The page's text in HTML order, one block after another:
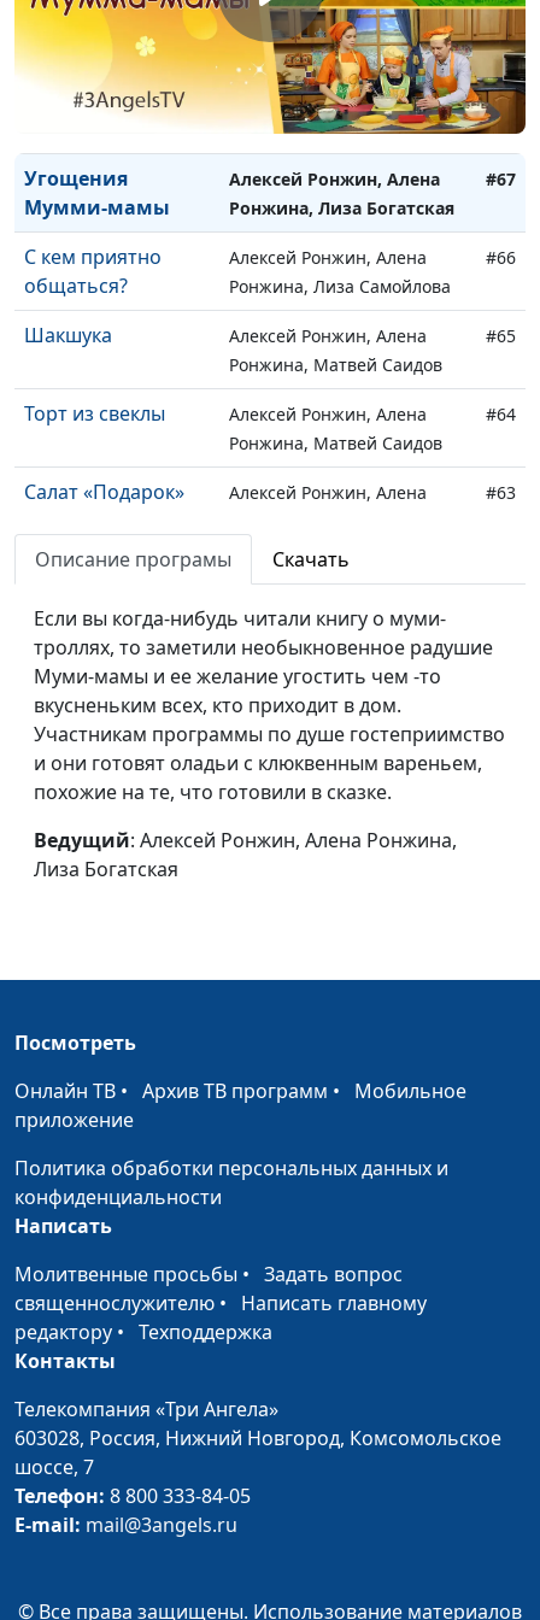
Имбирное печенье
Алексей Ронжин, Алена
Ронжина, Дима Жуков
#69
Слушать Бога, а не
Алексей Ронжин, Алена
Ронжина, Дима Жуков
#68
Угощения
Мумми-мамы
Алексей Ронжин, Алена
Ронжина, Лиза Богатская
#67
С кем приятно
общаться?
Алексей Ронжин, Алена
Ронжина, Лиза Самойлова
#66
Шакшука
Алексей Ронжин, Алена
Ронжина, Матвей Саидов
#65
Торт из свеклы
Алексей Ронжин, Алена
Ронжина, Матвей Саидов
#64
Салат «Подарок»
Алексей Ронжин, Алена
(день учителя)
#63
«Пуговицы»
Ронжина, Матвей Саидов
Божья любовь -
для всех
Алексей Ронжин, Алена
Ронжина, Матвей Саидов
Суп «Гаспачо»
Алексей Ронжин, Алена
Ронжина, Матвей Саидов
Божья забота
Что важнее
красоты?
Ронжина, Даша Петреева
Веселое угощение
Феофанова (здоровье)
Зачем нужно
учиться?
Ронжина, Марк Половинко
Про настоящих
мужчин
Матвей Саидов, Марк
Половинко, Алексей Ронжин
радоваться
Половинко, Алексей Ронжин
Я люблю Родину
Ронжина, Марк Половинко
(лето)
Описание програмы Скачать
Если вы когда-нибудь читали книгу о муми-
троллях, то заметили необыкновенное радушие
Муми-мамы и ее желание угостить чем -то
вкусненьким всех, кто приходит в дом.
Участникам программы по душе гостеприимство
и они готовят оладьи с клюквенным вареньем,
похожие на те, что готовили в сказке.
Ведущий: Алексей Ронжин, Алена Ронжина,
Лиза Богатская
Посмотреть
Онлайн ТВ • Архив ТВ программ • Мобильное
приложение
Политика обработки персональных данных и
конфиденциальности
Написать
Молитвенные просьбы • Задать вопрос
священнослужителю • Написать главному
редактору • Техподдержка
Контакты
Телекомпания «Три Ангела»
603028, Россия, Нижний Новгород, Комсомольское
шоссе, 7
Телефон: 8 800 333-84-05
E-mail: mail@3angels.ru
© Все права защищены. Использование материалов